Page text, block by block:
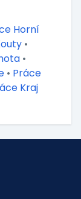
Horní
•
•
• Práce
Kraj